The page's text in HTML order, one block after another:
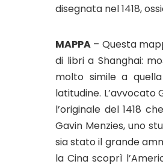
disegnata nel 1418,
MAPPA – Questa
di libri a Shanghai:
molto simile a
latitudine.
l’originale del 1418
Gavin Menzies, uno
sia stato il grande
la Cina scoprì